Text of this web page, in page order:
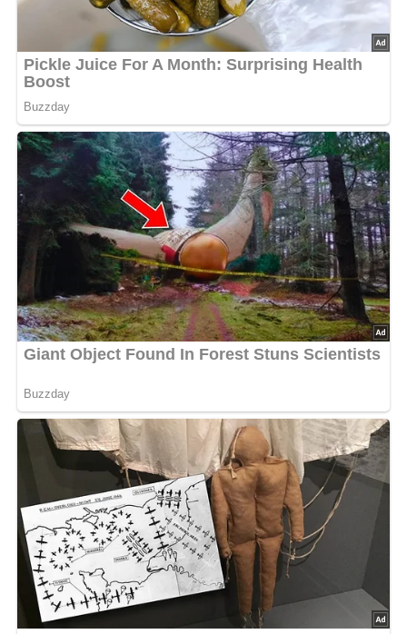
goldbraun anbraten. Die Hitze ggf. etwas reduzieren und
einen Spritzschutz verwenden.
3. In der Zwischenzeit den Mozzarella, die Tomate und
die halbe Avocado in Scheiben schneiden. Zuerst die
Scheiben Mozzarella, dann die Avocado und zuletzt die
Tomatenscheiben gleichmäßig auf dem Hähnchen
verteilen. Bei mittlerer Hitze auf der Unterseite so lange in
der Pfanne braten, bis der Mozzarella zerlaufen ist.
4. Vorsichtig auf zwei Teller geben.
5. Frisches Basilikum klein schneiden und auf den
Hähnchen verteilen. Nochmals mit etwas Pfeffer würzen.
6. Die Teller zum Schluss mit der Balsamicocreme
garnieren.